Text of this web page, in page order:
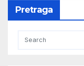
Pretraga